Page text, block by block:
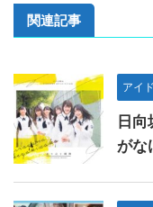
関連記事
アイ
日
がな